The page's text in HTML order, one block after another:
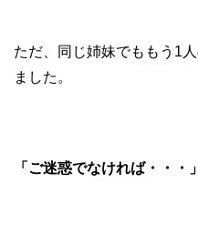
ただ、同じ姉妹でももう1
ました。
「ご迷惑でなければ・・・」